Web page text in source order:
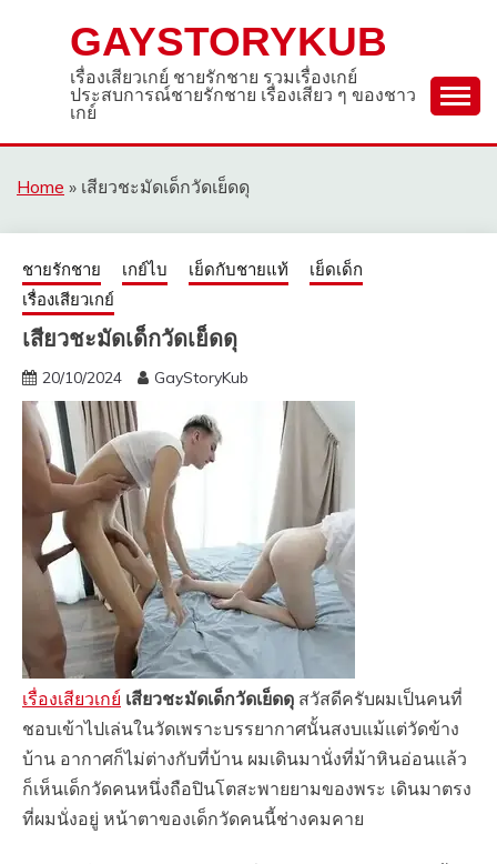
GAYSTORYKUB
เรื่องเสียวเกย์ ชายรักชาย รวมเรื่องเกย์
ประสบการณ์ชายรักชาย เรื่องเสียว ๆ ของชาว
เกย์
Home » เสียวชะมัดเด็กวัดเย็ดดุ
ชายรักชาย เกย์ไบ เย็ดกับชายแท้
เย็ดเด็ก
เรื่องเสียวเกย์
เสียวชะมัดเด็กวัดเย็ดดุ
20/10/2024 GayStoryKub
เรื่องเสียวเกย์ เสียวชะมัดเด็กวัดเย็ดดุ สวัสดีครับผมเป็นคนที่
ชอบเข้าไปเล่นในวัดเพราะบรรยากาศนั้นสงบแม้แต่วัดข้าง
บ้าน อากาศก็ไม่ต่างกับที่บ้าน ผมเดินมานั่งที่ม้าหินอ่อนแล้ว
ก็เห็นเด็กวัดคนหนึ่งถือปินโตสะพายยามของพระ เดินมาตรง
ที่ผมนั่งอยู่ หน้าตาของเด็กวัดคนนี้ช่างคมคาย